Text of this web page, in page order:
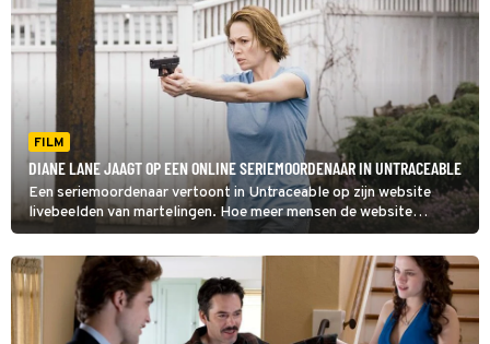
FILM
DIANE LANE JAAGT OP EEN ONLINE SERIEMOORDENAAR IN UNTRACEABLE
Een seriemoordenaar vertoont in Untraceable op zijn website
livebeelden van martelingen. Hoe meer mensen de website
bezoeken, des te sadistischer het slachtoffer sterft.